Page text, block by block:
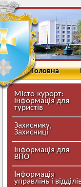
Головна
Місто-курорт:
інформація для
туристів
Захиснику,
Захисниці
Інформація для
ВПО
Інформація
управлінь і